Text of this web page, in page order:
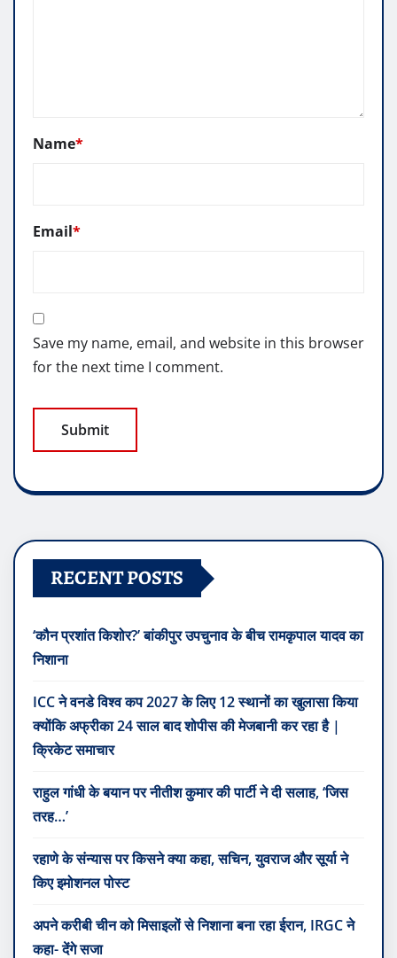
Name*
Email*
Save my name, email, and website in this browser
for the next time I comment.
RECENT POSTS
‘कौन प्रशांत किशोर?’ बांकीपुर उपचुनाव के बीच रामकृपाल यादव का
निशाना
ICC ने वनडे विश्व कप 2027 के लिए 12 स्थानों का खुलासा किया
क्योंकि अफ्रीका 24 साल बाद शोपीस की मेजबानी कर रहा है |
क्रिकेट समाचार
राहुल गांधी के बयान पर नीतीश कुमार की पार्टी ने दी सलाह, ‘जिस
तरह…’
रहाणे के संन्यास पर किसने क्या कहा, सचिन, युवराज और सूर्या ने
किए इमोशनल पोस्ट
अपने करीबी चीन को मिसाइलों से निशाना बना रहा ईरान, IRGC ने
कहा- देंगे सजा